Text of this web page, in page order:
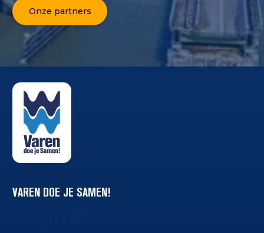
Onze partners
VAREN DOE JE SAMEN!